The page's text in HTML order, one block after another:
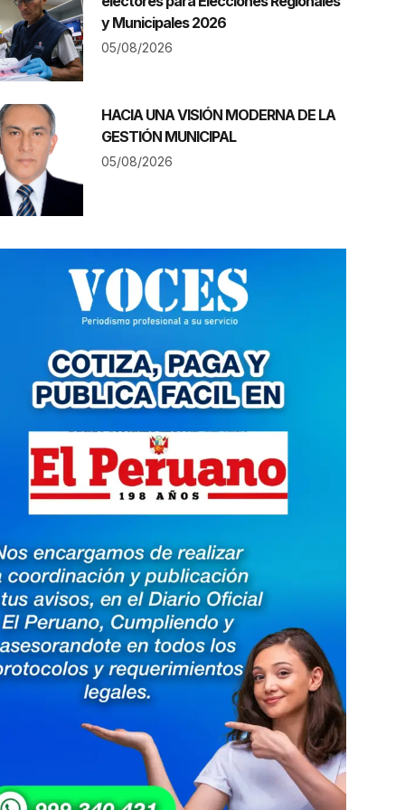
y Municipales 2026
05/08/2026
HACIA UNA VISIÓN MODERNA DE LA
GESTIÓN MUNICIPAL
05/08/2026